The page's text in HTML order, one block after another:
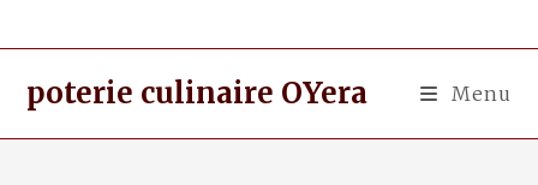
poterie culinaire OYera Menu